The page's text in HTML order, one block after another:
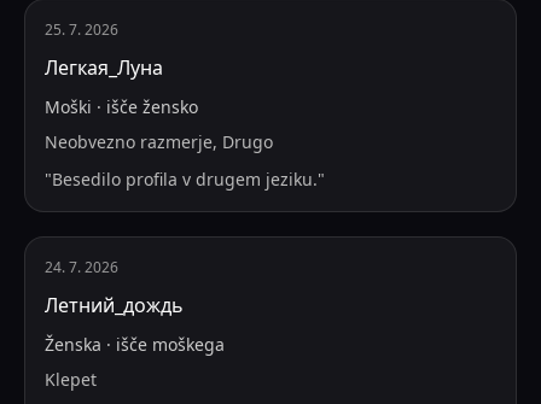
25. 7. 2026
Легкая_Луна
Moški · išče žensko
Neobvezno razmerje, Drugo
"Besedilo profila v drugem jeziku."
24. 7. 2026
Летний_дождь
Ženska · išče moškega
Klepet